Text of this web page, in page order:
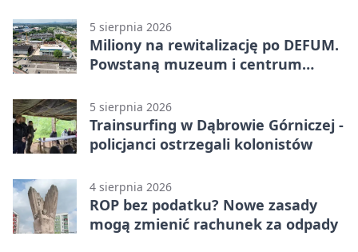
5 sierpnia 2026
Miliony na rewitalizację po DEFUM.
Powstaną muzeum i centrum
5 sierpnia 2026
Trainsurfing w Dąbrowie Górniczej -
policjanci ostrzegali kolonistów
4 sierpnia 2026
ROP bez podatku? Nowe zasady
mogą zmienić rachunek za odpady